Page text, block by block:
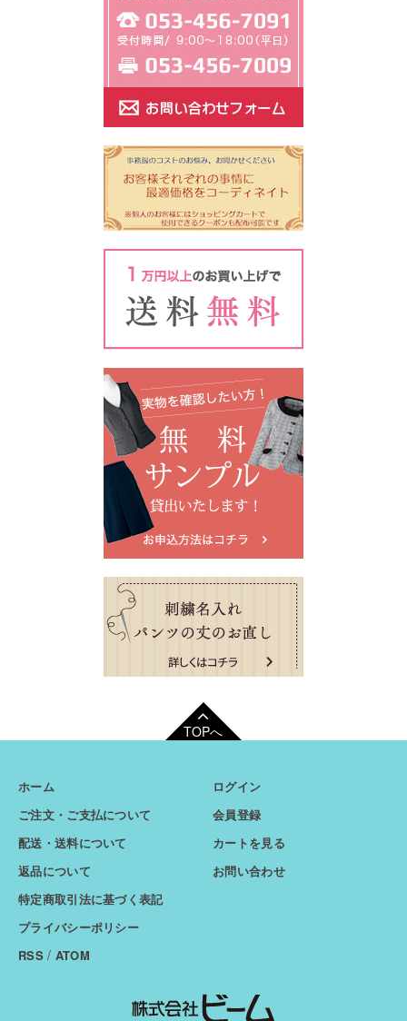
TOPへ
ホーム
ご注文・ご支払について
配送・送料について
返品について
特定商取引法に基づく表記
プライバシーポリシー
RSS/ ATOM
ログイン
会員登録
カートを見る
お問い合わせ